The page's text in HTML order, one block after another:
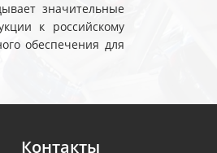
значительные
к российскому
обеспечения для
Контакты